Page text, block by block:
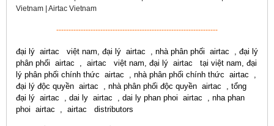
Vietnam | Airtac Vietnam
------------------------------------------------------------------
đại lý airtac việt nam, đại lý airtac , nhà phân phối airtac , đại lý
phân phối airtac , airtac việt nam, đại lý airtac tại việt nam, đại
lý phân phối chính thức airtac , nhà phân phối chính thức airtac ,
đại lý độc quyền airtac , nhà phân phối độc quyền airtac , tổng
đại lý airtac , dai ly airtac , dai ly phan phoi airtac , nha phan
phoi airtac , airtac distributors